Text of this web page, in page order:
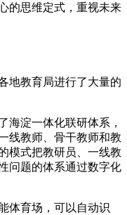
的思维定式，重视未来
地教育局进行了大量的
海淀一体化联研体系，
线教师、骨干教师和教
模式把教研员、一线教
问题的体系通过数字化
体育场，可以自动识